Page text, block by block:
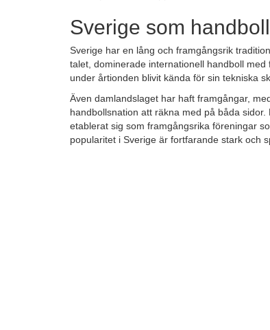
Sverige som
Sverige har en lång och framgångsrik
talet, dominerade internationell handboll
under årtionden blivit kända för sin tekniska
Även damlandslaget har haft framgångar,
handbollsnation att räkna med på båda
etablerat sig som framgångsrika föreningar
popularitet i Sverige är fortfarande stark och